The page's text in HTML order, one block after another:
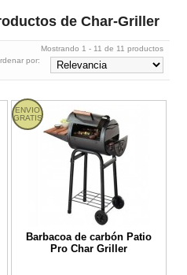
de Char-Griller
Mostrando 1 - 11 de 11 productos
por:
Griller
ENVIO
GRATIS
Barbacoa de carbón Patio
Pro Char Griller
Barbacoa de carbón Patio Pro